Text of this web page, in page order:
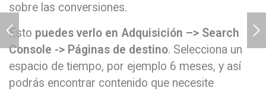
sobre las conversiones.
Esto puedes verlo en Adquisición –> Search
Console -> Páginas de destino. Selecciona un
espacio de tiempo, por ejemplo 6 meses, y así
podrás encontrar contenido que necesite